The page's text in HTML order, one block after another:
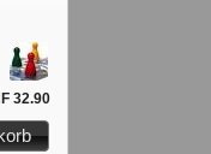
32.90